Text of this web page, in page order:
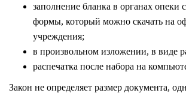
заполнение бланка в органах опеки
формы, который можно скачать на
учреждения;
в произвольном изложении, в виде
распечатка после набора на
Закон не определяет размер документа,